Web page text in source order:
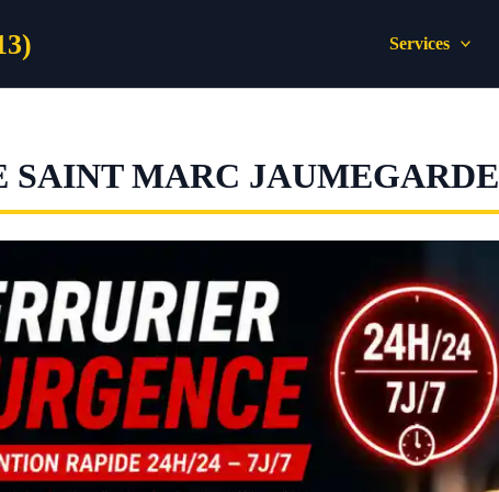
Services
SAINT MARC JAUMEGARDE